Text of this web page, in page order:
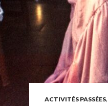
ACTIVITÉS PASSÉES,